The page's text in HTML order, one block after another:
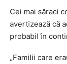
Cei mai săraci
avertizează că
probabil în
„Familii care